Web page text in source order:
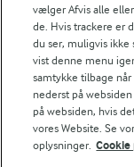
Fedt:
4,7 g
Kulhydrat:
13,4 g
RELATERET
Sådan
Vil du gøre kål
hvordan du
og savojkål.
vælger Afvis alle
de. Hvis trackere er
du ser, muligvis ikke
vist denne menu
samtykke tilbage
nederst på
på websiden, hvis
vores Website. Se
oplysninger.